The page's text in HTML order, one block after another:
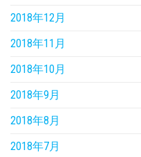
2018年12月
2018年11月
2018年10月
2018年9月
2018年8月
2018年7月